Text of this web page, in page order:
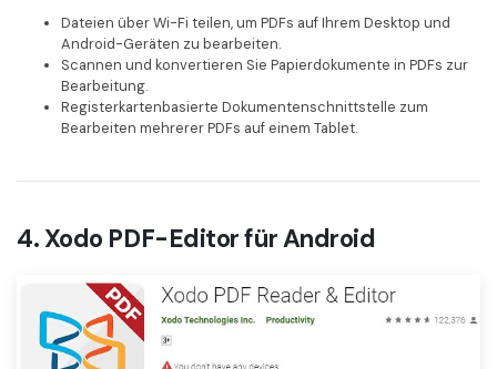
Dateien über Wi-Fi teilen, um PDFs auf Ihrem Desktop und
Android-Geräten zu bearbeiten.
Scannen und konvertieren Sie Papierdokumente in PDFs zur
Bearbeitung.
Registerkartenbasierte Dokumentenschnittstelle zum
Bearbeiten mehrerer PDFs auf einem Tablet.
4. Xodo PDF-Editor für Android